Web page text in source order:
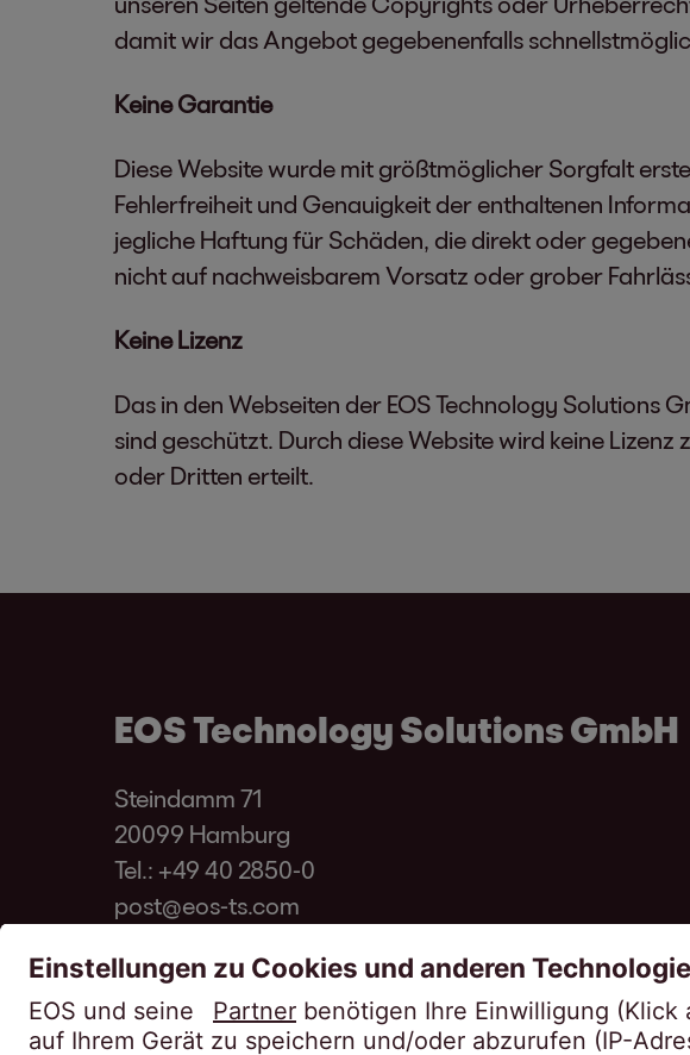
damit wir das Angebot gegebenenfalls
Keine Garantie
Diese Website wurde mit größtmöglicher Sorgfalt
Fehlerfreiheit und Genauigkeit der enthaltenen
jegliche Haftung für Schäden, die direkt oder
nicht auf nachweisbarem Vorsatz oder grober
Keine Lizenz
Das in den Webseiten der EOS Technology Solutions
sind geschützt. Durch diese Website wird keine
oder Dritten erteilt.
EOS Technology Solutions GmbH
Steindamm 71
20099 Hamburg
Tel.: +49 40 2850-0
post@eos-ts.com